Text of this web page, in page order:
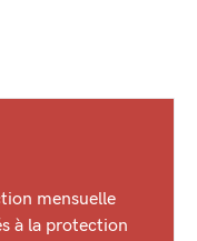
mensuelle
à la protection